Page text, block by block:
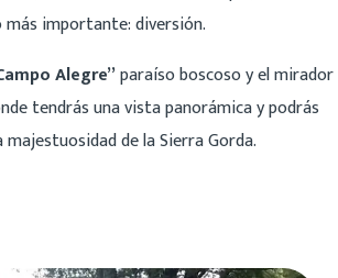
más importante: diversión.
Alegre”paraíso boscoso y el mirador
tendrás una vista panorámica y podrás
majestuosidad de la Sierra Gorda.